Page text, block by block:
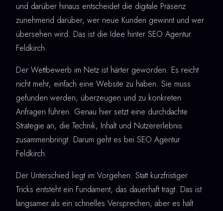
und darüber hinaus entscheidet die digitale Präsenz
zunehmend darüber, wer neue Kunden gewinnt und wer
übersehen wird. Das ist die Idee hinter SEO Agentur
Feldkirch.
Der Wettbewerb im Netz ist härter geworden. Es reicht
nicht mehr, einfach eine Website zu haben. Sie muss
gefunden werden, überzeugen und zu konkreten
Anfragen führen. Genau hier setzt eine durchdachte
Strategie an, die Technik, Inhalt und Nutzererlebnis
zusammenbringt. Darum geht es bei SEO Agentur
Feldkirch.
Der Unterschied liegt im Vorgehen. Statt kurzfristiger
Tricks entsteht ein Fundament, das dauerhaft trägt. Das ist
langsamer als ein schnelles Versprechen, aber es hält